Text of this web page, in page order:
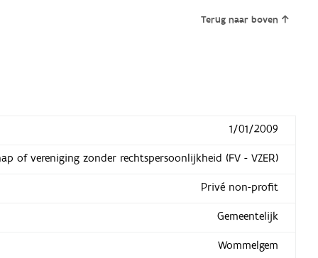
Terug naar boven
1/01/2009
of vereniging zonder rechtspersoonlijkheid (FV - VZER)
Privé non-profit
Gemeentelijk
Wommelgem